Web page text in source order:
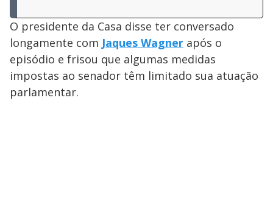
O presidente da Casa disse ter conversado
longamente com Jaques Wagner após o
episódio e frisou que algumas medidas
impostas ao senador têm limitado sua atuação
parlamentar.